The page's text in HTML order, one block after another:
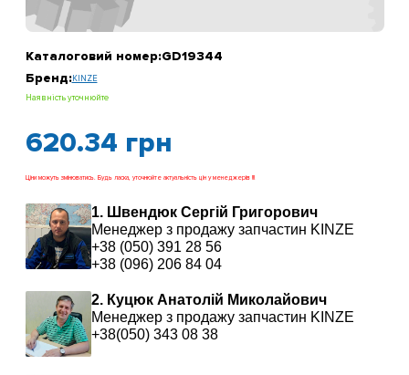
Каталоговий номер:GD19344
Бренд:KINZE
Наявність уточнюйте
620.34 грн
Ціни можуть змінюватись. Будь ласка, уточнюйте актуальність цін у менеджерів !!!
1. Швендюк Сергій Григорович
Менеджер з продажу запчастин KINZE
+38 (050) 391 28 56
+38 (096) 206 84 04
2. Куцюк Анатолій Миколайович
Менеджер з продажу запчастин KINZE
+38(050) 343 08 38